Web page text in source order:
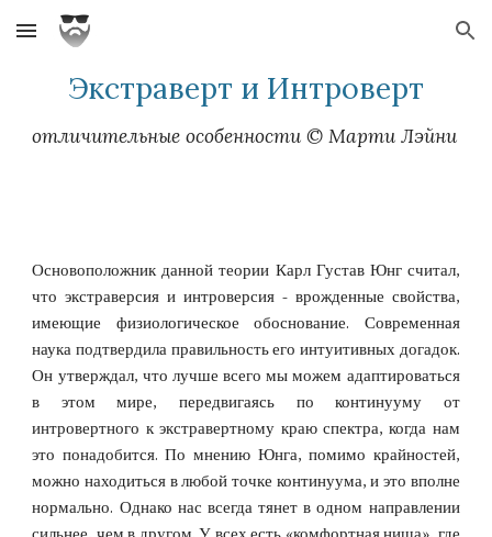
Skip to main content Skip to navigation
Экстраверт и Интроверт
Основоположник данной теории Карл Густав Юнг считал,
что экстраверсия и интроверсия - врожденные свойства,
имеющие физиологическое обоснование. Современная
наука подтвердила правильность его интуитивных догадок.
Он утверждал, что лучше всего мы можем адаптироваться
в этом мире, передвигаясь по континууму от
интровертного к экстравертному краю спектра, когда нам
это понадобится. По мнению Юнга, помимо крайностей,
можно находиться в любой точке континуума, и это вполне
нормально. Однако нас всегда тянет в одном направлении